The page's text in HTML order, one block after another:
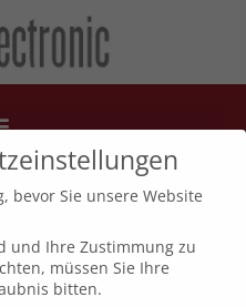
bevor Sie unsere Website
und Ihre Zustimmung zu
müssen Sie Ihre
bitten.